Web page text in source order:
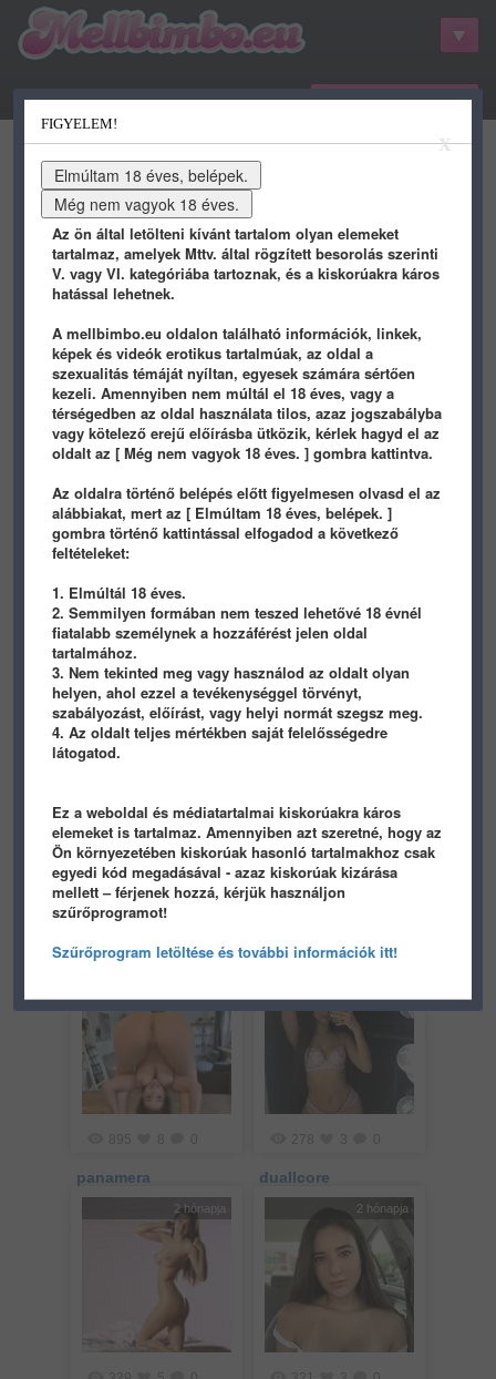
belépés / regisztráció
kategóriák hots gifs porn
youtube qdb
trashbin4kedvencei - 1 oldal
2 hónapja
605
panamera
gif
2 hónapja
vizimajac
2 hónapja
448 5 0
2 hónapja
435 1
895
panamera
278 3
duallcore
2 hónapja 2 hónapja
X
FIGYELEM!
Az ön által letölteni kívánt tartalom olyan elemeket
tartalmaz, amelyek Mttv. által rögzített besorolás szerinti
V. vagy VI. kategóriába tartoznak, és a kiskorúakra káros
hatással lehetnek.
A mellbimbo.eu oldalon található információk, linkek,
képek és videók erotikus tartalmúak, az oldal a
szexualitás témáját nyíltan, egyesek számára sértően
kezeli. Amennyiben nem múltál el 18 éves, vagy a
térségedben az oldal használata tilos, azaz jogszabályba
vagy kötelező erejű előírásba ütközik, kérlek hagyd el az
oldalt az [ Még nem vagyok 18 éves. ] gombra kattintva.
Az oldalra történő belépés előtt figyelmesen olvasd el az
alábbiakat, mert az [ Elmúltam 18 éves, belépek. ]
gombra történő kattintással elfogadod a következő
feltételeket:
1. Elmúltál 18 éves.
2. Semmilyen formában nem teszed lehetővé 18 évnél
fiatalabb személynek a hozzáférést jelen oldal
tartalmához.
3. Nem tekinted meg vagy használod az oldalt olyan
helyen, ahol ezzel a tevékenységgel törvényt,
szabályozást, előírást, vagy helyi normát szegsz meg.
4. Az oldalt teljes mértékben saját felelősségedre
látogatod.
Ez a weboldal és médiatartalmai kiskorúakra káros
elemeket is tartalmaz. Amennyiben azt szeretné, hogy az
Ön környezetében kiskorúak hasonló tartalmakhoz csak
egyedi kód megadásával - azaz kiskorúak kizárása
mellett – férjenek hozzá, kérjük használjon
szűrőprogramot!
Szűrőprogram letöltése és további információk itt!